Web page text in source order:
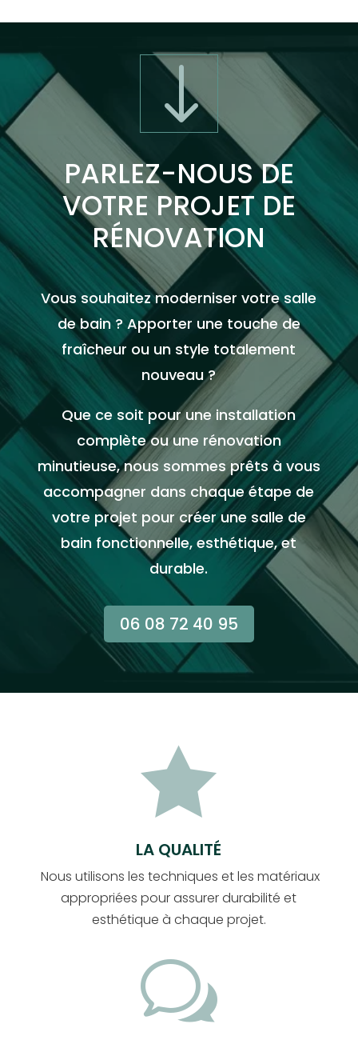
"
PARLEZ-NOUS DE
VOTRE PROJET DE
RÉNOVATION
Vous souhaitez moderniser votre salle
de bain ? Apporter une touche de
fraîcheur ou un style totalement
nouveau ?
Que ce soit pour une installation
complète ou une rénovation
minutieuse, nous sommes prêts à vous
accompagner dans chaque étape de
votre projet pour créer une salle de
bain fonctionnelle, esthétique, et
durable.
06 08 72 40 95

LA QUALITÉ
Nous utilisons les techniques et les matériaux
appropriées pour assurer durabilité et
esthétique à chaque projet.
w